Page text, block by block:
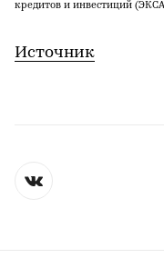
кредитов и инвестиций
Источник